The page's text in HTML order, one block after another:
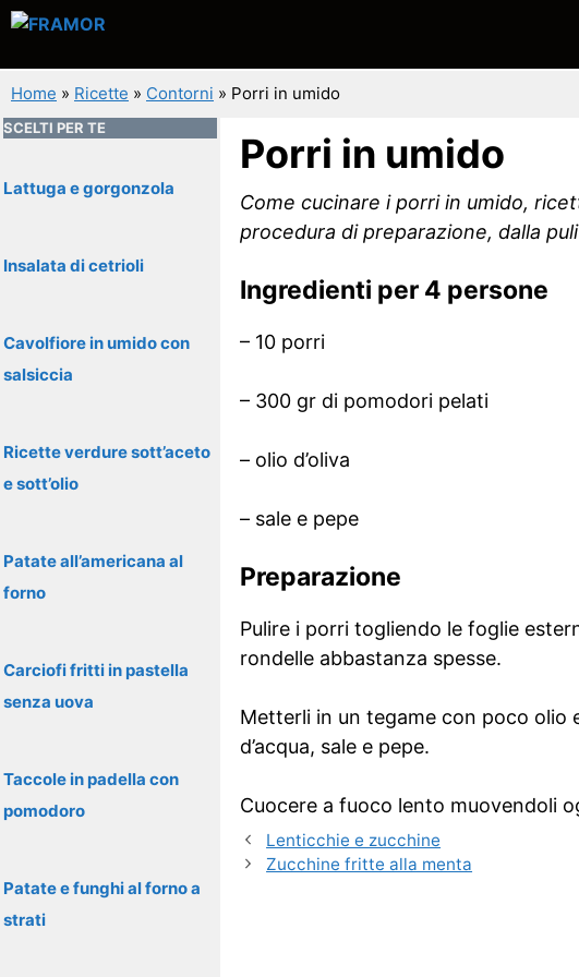
Vai
contenuto
Home » Ricette » Contorni » Porri in umido
Porri in umido
Come cucinare i porri in umido,
procedura di preparazione, dalla
Ingredienti per 4 persone
– 10 porri
– 300 gr di pomodori pelati
– olio d’oliva
– sale e pepe
Preparazione
Pulire i porri togliendo le foglie
rondelle abbastanza spesse.
Metterli in un tegame con poco olio
d’acqua, sale e pepe.
Cuocere a fuoco lento muovendoli
Lenticchie e zucchine
Zucchine fritte alla menta
SCELTI PER TE
Lattuga e gorgonzola
Insalata di cetrioli
Cavolfiore in umido con
salsiccia
Ricette verdure sott’aceto
e sott’olio
Patate all’americana al
forno
Carciofi fritti in pastella
senza uova
Taccole in padella con
pomodoro
Patate e funghi al forno a
strati